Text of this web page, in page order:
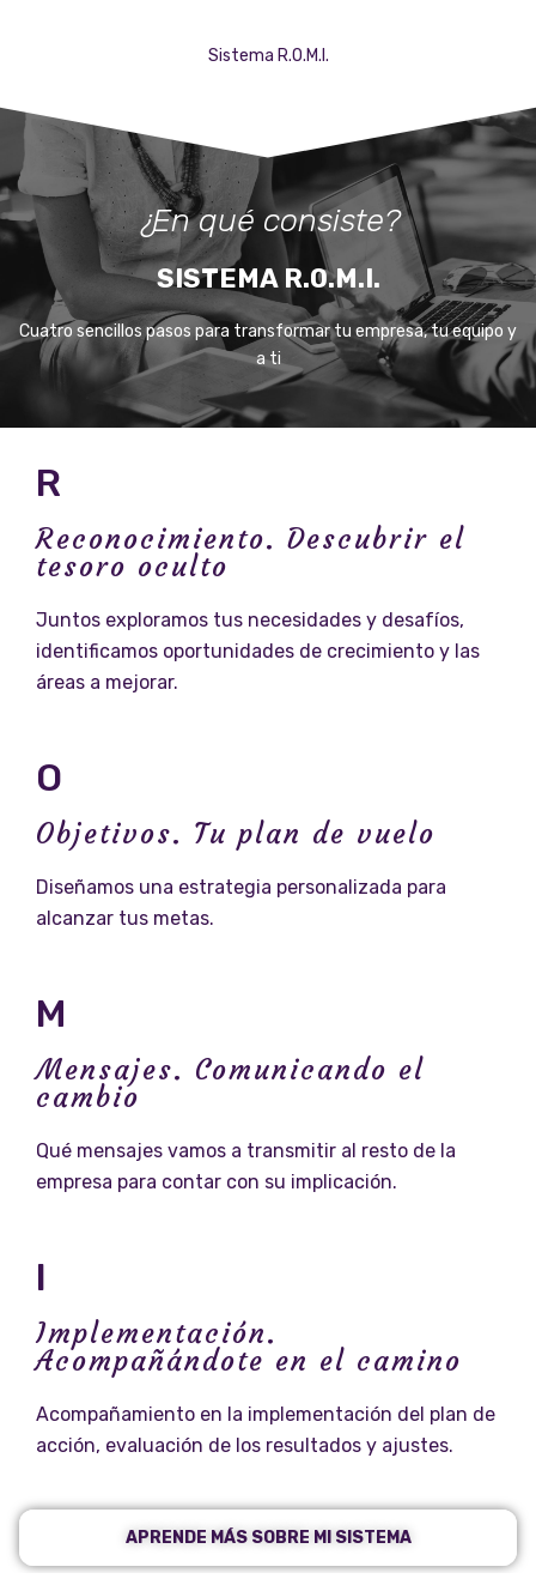
Sistema R.O.M.I.
¿En qué consiste?
SISTEMA R.O.M.I.
Cuatro sencillos pasos para transformar tu empresa, tu equipo y
a ti
R
Reconocimiento. Descubrir el
tesoro oculto
Juntos exploramos tus necesidades y desafíos,
identificamos oportunidades de crecimiento y las
áreas a mejorar.
O
Objetivos. Tu plan de vuelo
Diseñamos una estrategia personalizada para
alcanzar tus metas.
M
Mensajes. Comunicando el
cambio
Qué mensajes vamos a transmitir al resto de la
empresa para contar con su implicación.
I
Implementación.
Acompañándote en el camino
Acompañamiento en la implementación del plan de
acción, evaluación de los resultados y ajustes.
APRENDE MÁS SOBRE MI SISTEMA